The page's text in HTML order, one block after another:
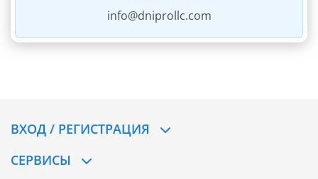
info@dniprollc.com
ВХОД / РЕГИСТРАЦИЯ
СЕРВИСЫ